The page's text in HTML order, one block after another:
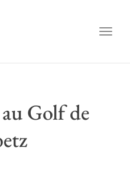
Golf de